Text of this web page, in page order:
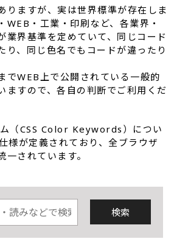
りますが、実は世界標準が存在しま
WEB・工業・印刷など、各業界・
業界基準を定めていて、同じコード
り、同じ色名でもコードが違ったり
でWEB上で公開されている一般的
ますので、各自の判断でご利用くだ
（CSS Color Keywords）につい
様が定義されており、全ブラウザ
されています。